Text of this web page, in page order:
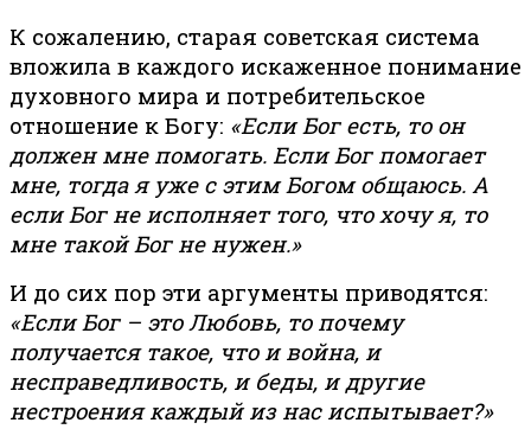
К сожалению, старая советская система
вложила в каждого искаженное понимание
духовного мира и потребительское
отношение к Богу: «Если Бог есть, то он
должен мне помогать. Если Бог помогает
мне, тогда я уже с этим Богом общаюсь. А
если Бог не исполняет того, что хочу я, то
мне такой Бог не нужен.»
И до сих пор эти аргументы приводятся:
«Если Бог – это Любовь, то почему
получается такое, что и война, и
несправедливость, и беды, и другие
нестроения каждый из нас испытывает?»